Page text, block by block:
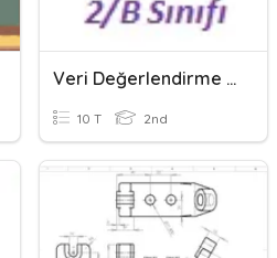
Veri Değerlendirme Grafik
10 T 2nd